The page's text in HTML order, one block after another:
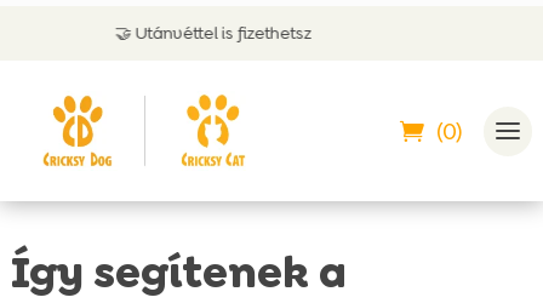
is fizethetsz
(0)
Így segítenek a